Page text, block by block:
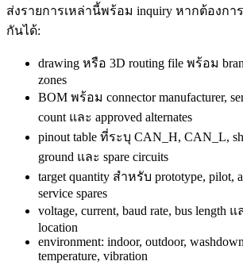
ส่งรายการเหล่านี้พร้อม inquiry หากต้องการ
กันได้:
drawing หรือ 3D routing file พร้อม
zones
BOM พร้อม connector manufacturer,
count และ approved alternates
pinout table ที่ระบุ CAN_H, CAN_L,
ground และ spare circuits
target quantity สำหรับ prototype, pilot,
service spares
voltage, current, baud rate, bus length แ
location
environment: indoor, outdoor,
temperature, vibration